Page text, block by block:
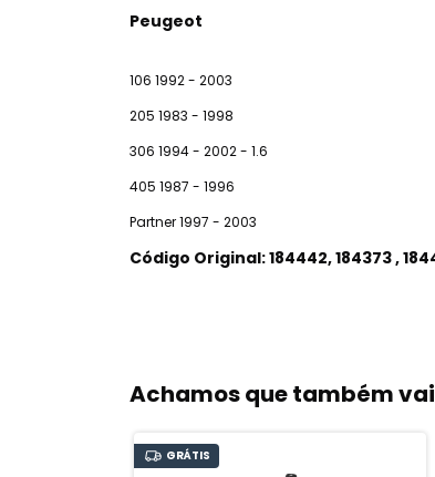
Peugeot
106 1992 - 2003
205 1983 - 1998
306 1994 - 2002 - 1.6
405 1987 - 1996
Partner 1997 - 2003
Código Original: 184442, 184373 ,
Achamos que também
GRÁTIS